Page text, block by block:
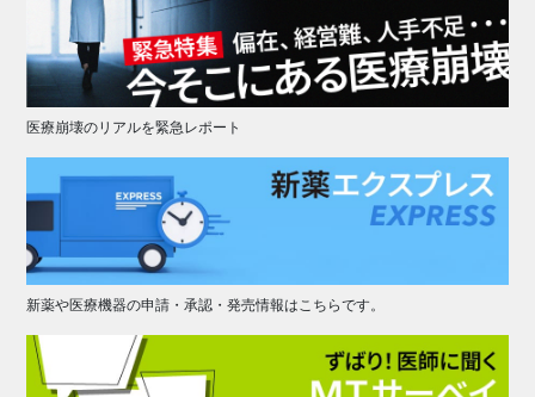
医療崩壊のリアルを緊急レポート
新薬や医療機器の申請・承認・発売情報はこちらです。